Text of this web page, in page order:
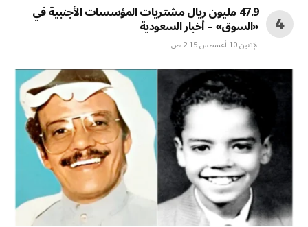
47.9 مليون ريال مشتريات المؤسسات الأجنبية في
«السوق» – أخبار السعودية
الإثنين 10 أغسطس 2:15 ص